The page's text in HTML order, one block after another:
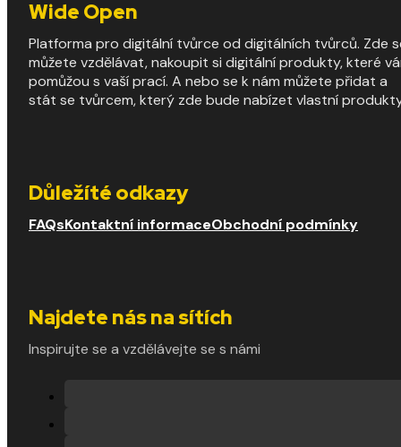
Wide Open
Platforma pro digitální tvůrce od digitálních tvůrců. Zde
můžete vzdělávat, nakoupit si digitální produkty, které
pomůžou s vaší prací. A nebo se k nám můžete přidat a
stát se tvůrcem, který zde bude nabízet vlastní
Důležíté odkazy
FAQsKontaktní informaceObchodní podmínky
Najdete nás na sítích
Inspirujte se a vzdělávejte se s námi